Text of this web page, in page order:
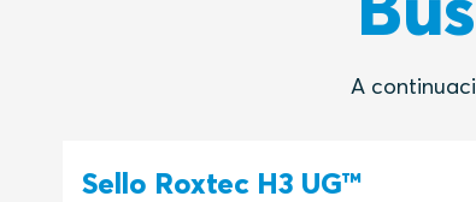
A
Sello Roxtec H3 UG™